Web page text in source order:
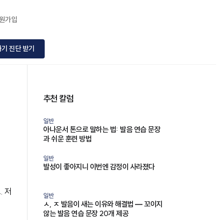
가입
진단 받기
저
추천 칼럼
일반
아나운서 톤으로 말하는 법: 발음 연습 문장
과 쉬운 훈련 방법
일반
발성이 좋아지니 이번엔 감정이 사라졌다
일반
ㅅ, ㅈ 발음이 새는 이유와 해결법 — 꼬이지
않는 발음 연습 문장 20개 제공